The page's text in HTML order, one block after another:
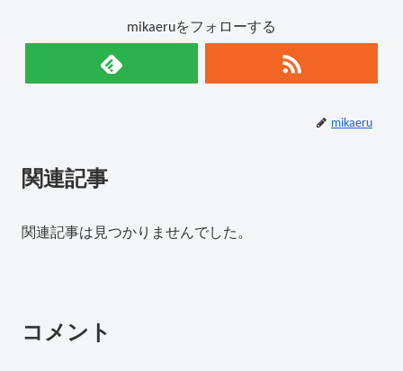
mikaeruをフォローする
mikaeru
関連記事
関連記事は見つかりませんでした。
コメント